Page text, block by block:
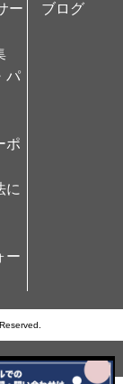
ー
パ
ポ
に
ー
ブログ